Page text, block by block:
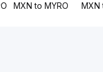
MXN to MYRO MXN